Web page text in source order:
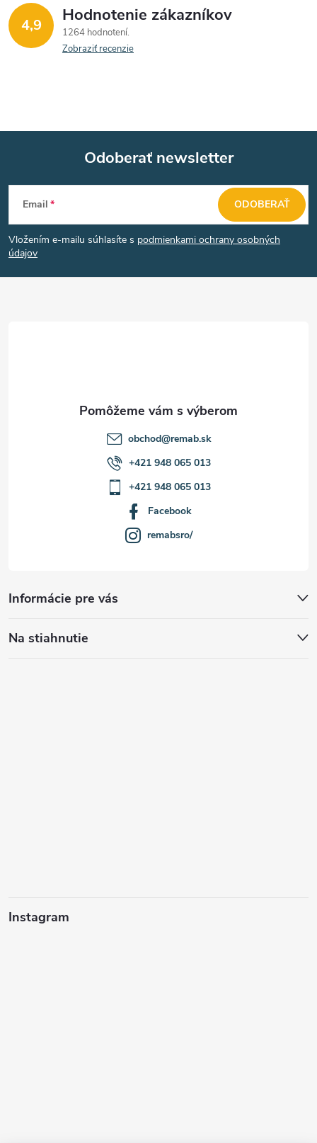
v
ý
s
4,9 Hodnotenie zákazníkov
1264 hodnotení
Zobraziť recenzie
Z
á
p
Odoberať newsletter
Email
Vložením e-mailu súhlasíte s podmienkami ochrany osobných
údajov
ODOBERAŤ
Informácie pre vás
Na stiahnutie
Instagram
obchod@remab.sk
+421 948 065 013
+421 948 065 013
Facebook
remabsro/